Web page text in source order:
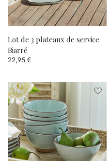
Lot de 3 plateaux de service
Biarré
22,95 €